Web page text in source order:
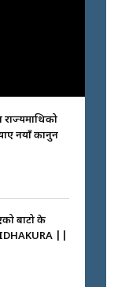
||
SIDHAKURA
राज्यमाथिको
नयाँ कानुन
बाटो के
||